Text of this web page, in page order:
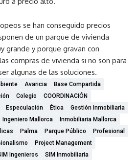
se han conseguido precios
de un parque de vivienda
grande y porque gravan con
compras de vivienda si no son para
algunas de las soluciones.
Avaricia
Base Compartida
Colegio
COORDINACIÓN
Especulación Ética
Gestión Inmobiliaria
Ingeniero Mallorca
Inmobiliaria Mallorca
Palma Parque Público
Profesional
Project Management
Ingenieros SIM Inmobiliaria